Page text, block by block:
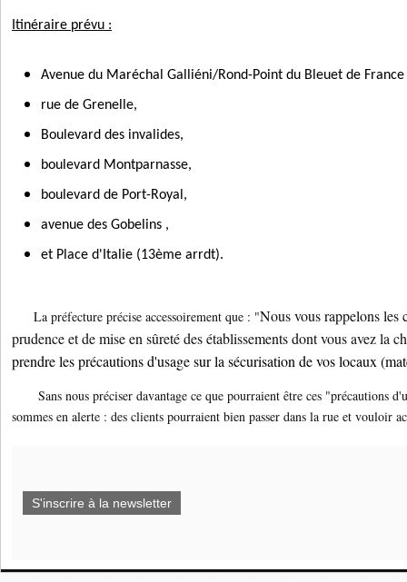
Itinéraire prévu :
Avenue du Maréchal Galliéni/Rond-Point du Bleuet de
rue de Grenelle,
Boulevard des invalides,
boulevard Montparnasse,
boulevard de Port-Royal,
avenue des Gobelins ,
et Place d'Italie (13ème arrdt).
La préfecture précise accessoirement que : "Nous vous rappelons les
prudence et de mise en sûreté des établissements dont vous avez la
prendre les précautions d'usage sur la sécurisation de vos locaux
Sans nous préciser davantage ce que pourraient être ces "précautions
sommes en alerte : des clients pourraient bien passer dans la rue et vouloir
S'inscrire à la newsletter